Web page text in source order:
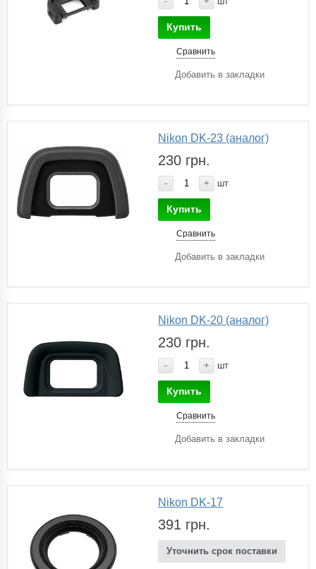
Купить
Сравнить
Добавить в закладки
Nikon DK-23 (аналог)
230 грн.
- + шт
Купить
Сравнить
Добавить в закладки
Nikon DK-20 (аналог)
230 грн.
- + шт
Купить
Сравнить
Добавить в закладки
Nikon DK-17
391 грн.
Уточнить срок поставки